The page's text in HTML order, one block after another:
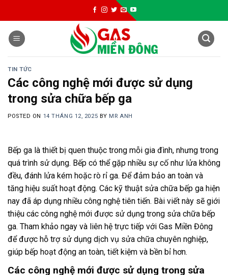
to
content
TIN TỨC
Các công nghệ mới được sử dụng
trong sửa chữa bếp ga
POSTED ON 14 THÁNG 12, 2025 BY MR ANH
Bếp ga là thiết bị quen thuộc trong mỗi gia đình, nhưng trong
quá trình sử dụng. Bếp có thể gặp nhiều sự cố như lửa không
đều, đánh lửa kém hoặc rò rỉ ga. Để đảm bảo an toàn và
tăng hiệu suất hoạt động. Các kỹ thuật sửa chữa bếp ga hiện
nay đã áp dụng nhiều công nghệ tiên tiến. Bài viết này sẽ giới
thiệu các công nghệ mới được sử dụng trong sửa chữa bếp
ga. Tham khảo ngay và liên hệ trực tiếp với Gas Miền Đông
để được hỗ trợ sử dụng dịch vụ sửa chữa chuyên nghiệp,
giúp bếp hoạt động an toàn, tiết kiệm và bền bỉ hơn.
Các công nghệ mới được sử dụng trong sửa